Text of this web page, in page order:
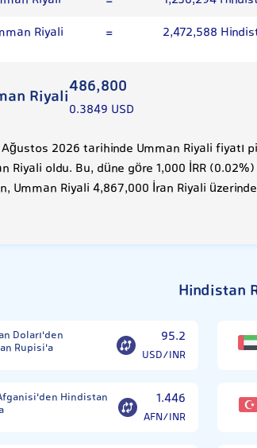
Riyali
= 2,472,588
Riyali486,800
0.3849 USD
2026 tarihinde Umman Riyali fiyatı
Riyali oldu. Bu, düne göre 1,000 İRR
Umman Riyali 4,867,000 İran Riyali
Hindistan
Doları'den
Rupisi'a
95.2
USD/INR
Hindistan 1.446
AFN/INR